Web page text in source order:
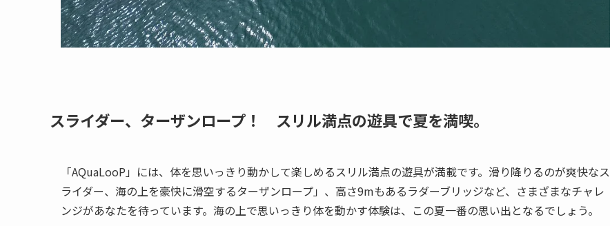
スライダー、ターザンロープ！ スリル満点の遊具で夏を満喫。
「AQuaLooP」には、体を思いっきり動かして楽しめるスリル満点の遊具が満載です。滑り降りるのが爽快なス
ライダー、海の上を豪快に滑空するターザンロープ」、高さ9mもあるラダーブリッジなど、さまざまなチャレ
ンジがあなたを待っています。海の上で思いっきり体を動かす体験は、この夏一番の思い出となるでしょう。